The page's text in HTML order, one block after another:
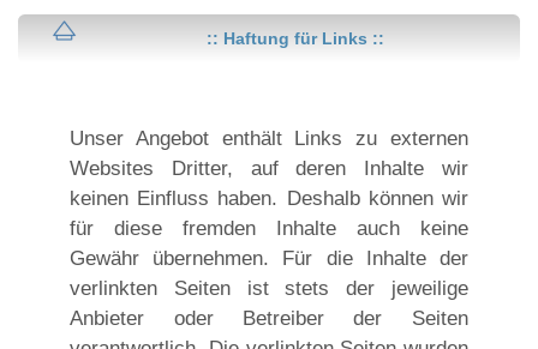
:: Haftung für Links ::
Unser Angebot enthält Links zu externen
Websites Dritter, auf deren Inhalte wir
keinen Einfluss haben. Deshalb können wir
für diese fremden Inhalte auch keine
Gewähr übernehmen. Für die Inhalte der
verlinkten Seiten ist stets der jeweilige
Anbieter oder Betreiber der Seiten